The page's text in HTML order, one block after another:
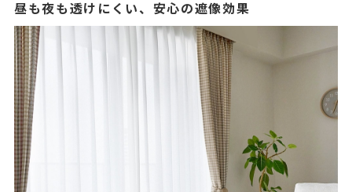
昼も夜も透けにくい、安心の遮像効果